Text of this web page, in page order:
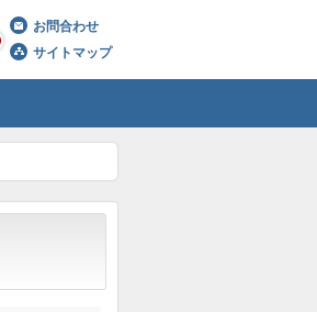
お問合わせ
サイトマップ